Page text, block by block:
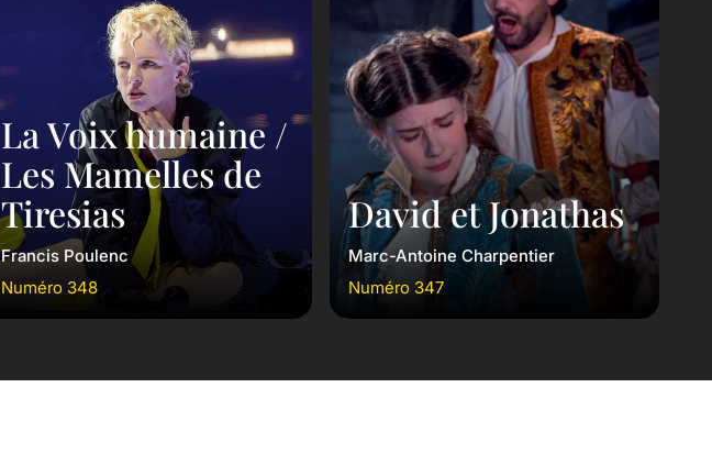
La Voix humaine /
Les Mamelles de
Tiresias
Francis Poulenc
Numéro 348
David et Jonathas
Marc-Antoine Charpentier
Numéro 347